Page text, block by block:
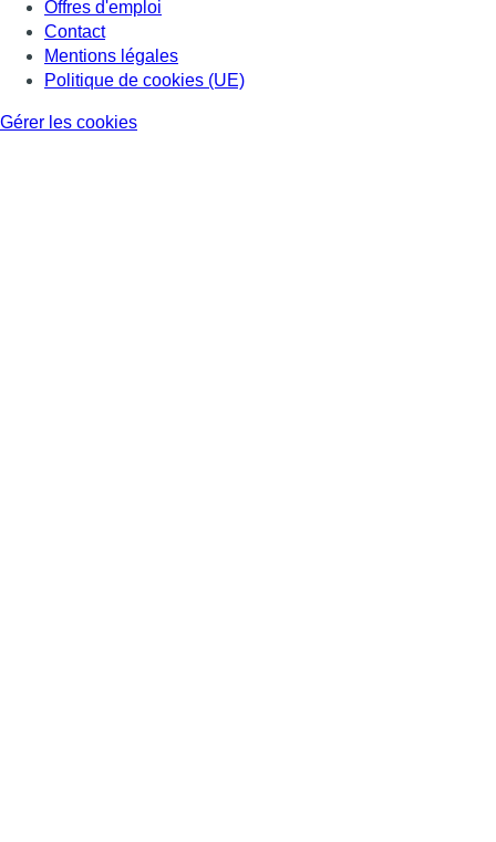
Offres d'emploi
Contact
Mentions légales
Politique de cookies (UE)
Gérer les cookies